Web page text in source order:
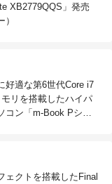
XB2779QQS」発売
好適な第6世代Core i7
リを搭載したハイパ
コン「m-Book Pシリ
ェクトを搭載したFinal